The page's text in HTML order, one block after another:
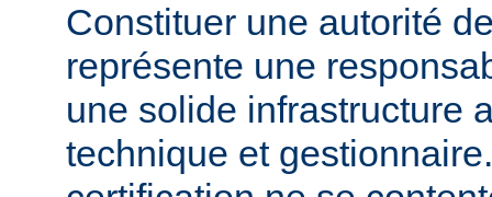
Constituer une autorité
représente une
une solide infrastructure
technique et